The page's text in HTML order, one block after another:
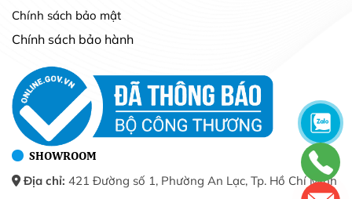
Chính sách bảo mật
Chính sách bảo hành
SHOWROOM
Địa chỉ: 421 Đường số 1, Phường An Lạc, Tp. Hồ Chí Minh